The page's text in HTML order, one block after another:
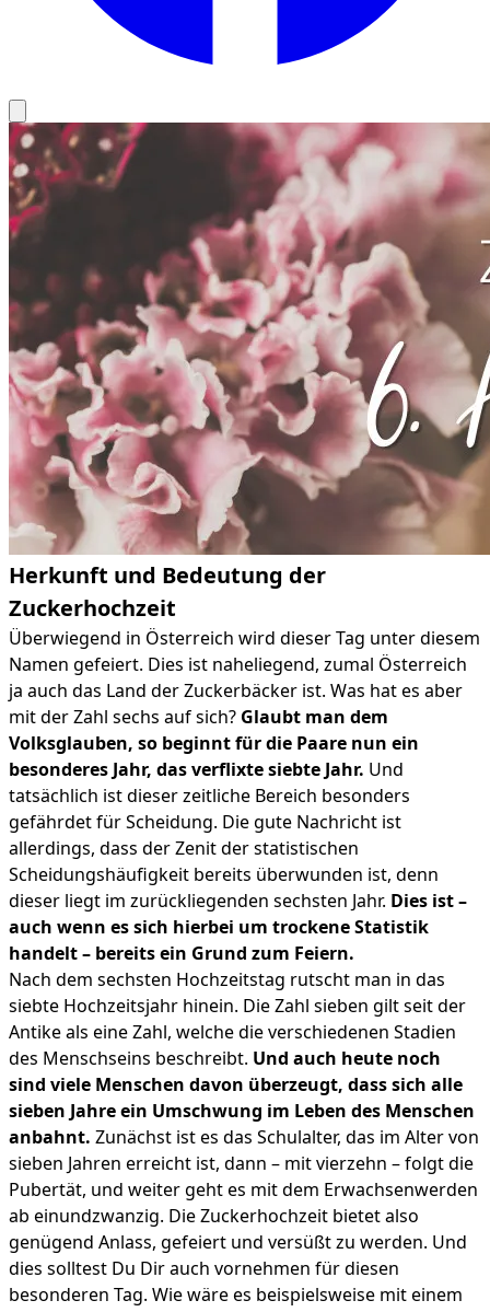
Herkunft und Bedeutung der
Zuckerhochzeit
Überwiegend in Österreich wird dieser Tag unter diesem
Namen gefeiert. Dies ist naheliegend, zumal Österreich
ja auch das Land der Zuckerbäcker ist. Was hat es aber
mit der Zahl sechs auf sich? Glaubt man dem
Volksglauben, so beginnt für die Paare nun ein
besonderes Jahr, das verflixte siebte Jahr. Und
tatsächlich ist dieser zeitliche Bereich besonders
gefährdet für Scheidung. Die gute Nachricht ist
allerdings, dass der Zenit der statistischen
Scheidungshäufigkeit bereits überwunden ist, denn
dieser liegt im zurückliegenden sechsten Jahr. Dies ist –
auch wenn es sich hierbei um trockene Statistik
handelt – bereits ein Grund zum Feiern.
Nach dem sechsten Hochzeitstag rutscht man in das
siebte Hochzeitsjahr hinein. Die Zahl sieben gilt seit der
Antike als eine Zahl, welche die verschiedenen Stadien
des Menschseins beschreibt. Und auch heute noch
sind viele Menschen davon überzeugt, dass sich alle
sieben Jahre ein Umschwung im Leben des Menschen
anbahnt. Zunächst ist es das Schulalter, das im Alter von
sieben Jahren erreicht ist, dann – mit vierzehn – folgt die
Pubertät, und weiter geht es mit dem Erwachsenwerden
ab einundzwanzig. Die Zuckerhochzeit bietet also
genügend Anlass, gefeiert und versüßt zu werden. Und
dies solltest Du Dir auch vornehmen für diesen
besonderen Tag. Wie wäre es beispielsweise mit einem